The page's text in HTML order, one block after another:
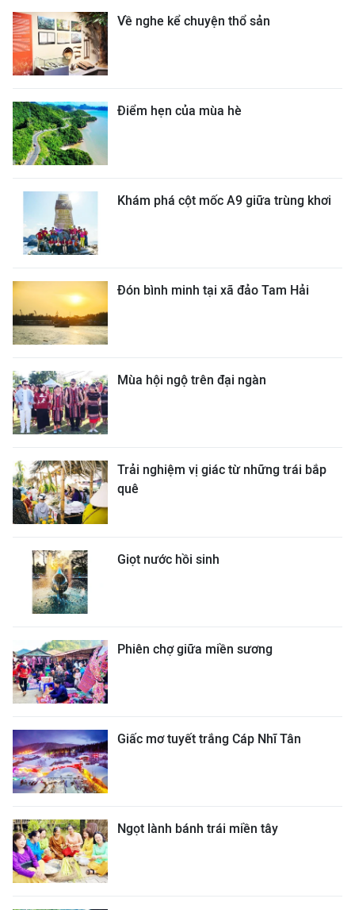
Về nghe kể chuyện thổ sản
Điểm hẹn của mùa hè
Khám phá cột mốc A9 giữa trùng khơi
Đón bình minh tại xã đảo Tam Hải
Mùa hội ngộ trên đại ngàn
Trải nghiệm vị giác từ những trái bắp
quê
Giọt nước hồi sinh
Phiên chợ giữa miền sương
Giấc mơ tuyết trắng Cáp Nhĩ Tân
Ngọt lành bánh trái miền tây